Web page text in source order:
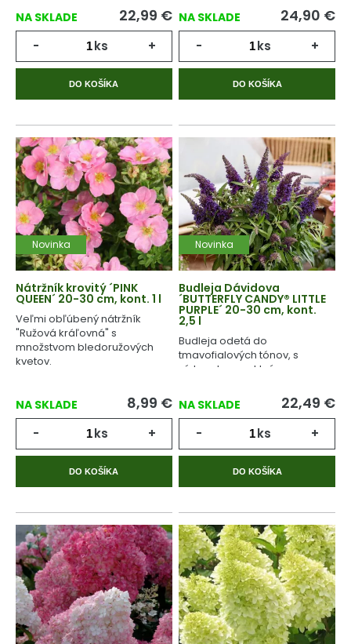
NA SKLADE 22,99 €
- ks +
DO KOŠÍKA
NA SKLADE 24,90 €
- ks +
DO KOŠÍKA
Novinka
Nátržník krovitý ´PINK
QUEEN´ 20-30 cm, kont. 1 l
Veľmi obľúbený nátržník
"Ružová kráľovná" s
množstvom bledoružových
kvetov.
NA SKLADE 8,99 €
- ks +
DO KOŠÍKA
Novinka
Budleja Dávidova
´BUTTERFLY CANDY® LITTLE
PURPLE´ 20-30 cm, kont.
2,5 l
Budleja odetá do
tmavofialových tónov, s
nízkym kompaktným
NA SKLADE 22,49 €
- ks +
DO KOŠÍKA